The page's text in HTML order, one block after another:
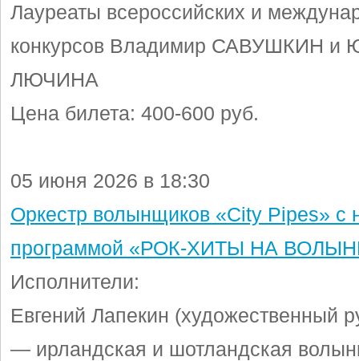
Лауреаты всероссийских и
конкурсов Владимир САВУШКИН и
ЛЮЧИНА
Цена билета: 400-600 руб.
05 июня 2026 в 18:30
Оркестр волынщиков «City Pipes» с
программой «РОК-ХИТЫ НА
Исполнители:
Евгений Лапекин (художественный
— ирландская и шотландская